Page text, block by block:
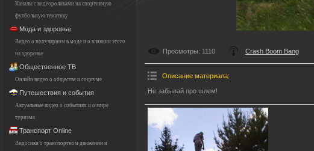
Каналы с видеороликами на спортивную
футбольную тематику
Мода и здоровье
Видео о популярном в моде и о влиянии этого
на здоровье
Общественное ТВ
Онлайн видео о обществе и социуме
Путешествия и события
Актуальные видео о событиях и о мире
туризма
Транспорт Online
Видосики о транспортном движении и
Просмотры: 1110 Crash Boom Bang
Описание материала:
Не забывай про шлем!